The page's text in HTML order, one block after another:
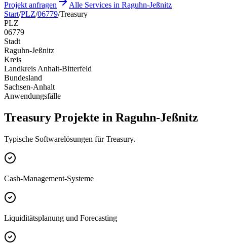
Projekt anfragen
Alle Services in Raguhn-Jeßnitz
Start/PLZ/06779/Treasury
PLZ
06779
Stadt
Raguhn-Jeßnitz
Kreis
Landkreis Anhalt-Bitterfeld
Bundesland
Sachsen-Anhalt
Anwendungsfälle
Treasury Projekte in Raguhn-Jeßnitz
Typische Softwarelösungen für Treasury.
Cash-Management-Systeme
Liquiditätsplanung und Forecasting